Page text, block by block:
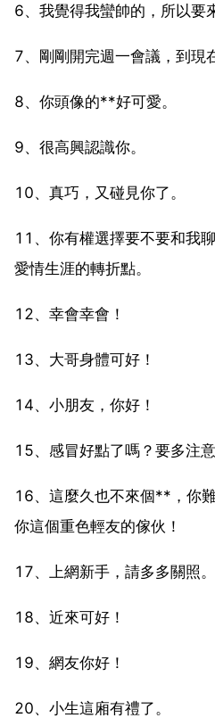
6、我覺得我蠻帥的，所以要
7、剛剛開完週一會議，到現
8、你頭像的**好可愛。
9、很高興認識你。
10、真巧，又碰見你了。
11、你有權選擇要不要和我
愛情生涯的轉折點。
12、幸會幸會！
13、大哥身體可好！
14、小朋友，你好！
15、感冒好點了嗎？要多注
16、這麼久也不來個**，你
你這個重色輕友的傢伙！
17、上網新手，請多多關照。
18、近來可好！
19、網友你好！
20、小生這廂有禮了。